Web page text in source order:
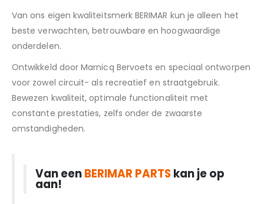
Van ons eigen kwaliteitsmerk BERIMAR kun je alleen het
beste verwachten, betrouwbare en hoogwaardige
onderdelen.
Ontwikkeld door Marnicq Bervoets en speciaal ontworpen
voor zowel circuit- als recreatief en straatgebruik.
Bewezen kwaliteit, optimale functionaliteit met
constante prestaties, zelfs onder de zwaarste
omstandigheden.
Van een BERIMAR PARTSkan je op
aan!